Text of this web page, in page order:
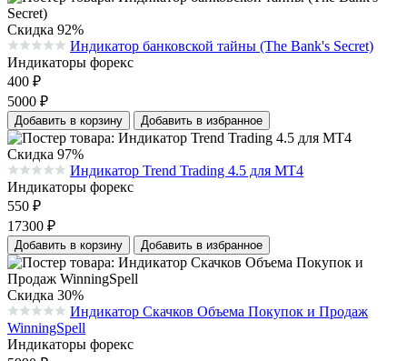
Скидка 92%
Средняя оценка 0.0 из 5 на основании 0 голосов
Индикатор банковской тайны (The Bank's Secret)
Индикаторы форекс
400 ₽
5000 ₽
Добавить в корзину Добавить в избранное
Скидка 97%
Средняя оценка 0.0 из 5 на основании 0 голосов
Индикатор Trend Trading 4.5 для MT4
Индикаторы форекс
550 ₽
17300 ₽
Добавить в корзину Добавить в избранное
Скидка 30%
Средняя оценка 0.0 из 5 на основании 0 голосов
Индикатор Скачков Объема Покупок и Продаж
WinningSpell
Индикаторы форекс